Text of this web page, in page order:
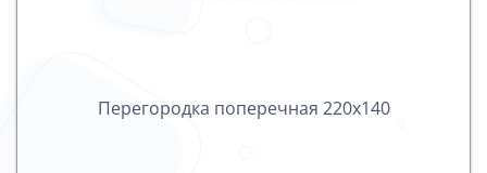
Перегородка поперечная 220х140